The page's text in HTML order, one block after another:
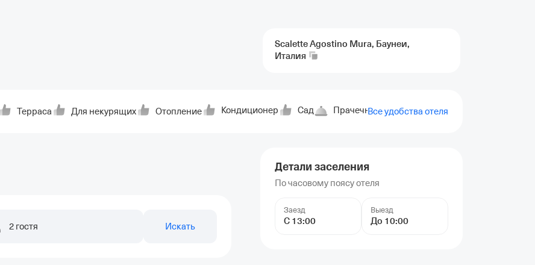
Scalette Agostino Mura, Баунеи,
Италия
Терраса Для некурящих Отопление Кондиционер Сад Прачечная Пеший туризм
Все удобства отеля
Детали заселения
По часовому поясу отеля
Заезд
С 13:00
Выезд
До 10:00
2 гостя Искать